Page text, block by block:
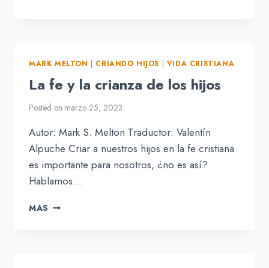
LOS
NIÑOS
MARK MELTON | CRIANDO HIJOS | VIDA CRISTIANA
La fe y la crianza de los hijos
Posted on marzo 25, 2023
Autor: Mark S. Melton Traductor: Valentín
Alpuche Criar a nuestros hijos en la fe cristiana
es importante para nosotros, ¿no es así?
Hablamos…
MAS LA